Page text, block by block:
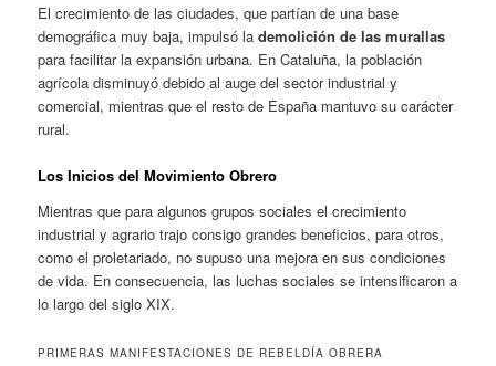
El crecimiento de las ciudades, que partían de una base
demográfica muy baja, impulsó lademolición de las murallas
para facilitar la expansión urbana. En Cataluña, la población
agrícola disminuyó debido al auge del sector industrial y
comercial, mientras que el resto de España mantuvo su carácter
rural.
Los Inicios del Movimiento Obrero
Mientras que para algunos grupos sociales el crecimiento
industrial y agrario trajo consigo grandes beneficios, para otros,
como el proletariado, no supuso una mejora en sus condiciones
de vida. En consecuencia, las luchas sociales se intensificaron a
lo largo del siglo XIX.
PRIMERAS MANIFESTACIONES DE REBELDÍA OBRERA